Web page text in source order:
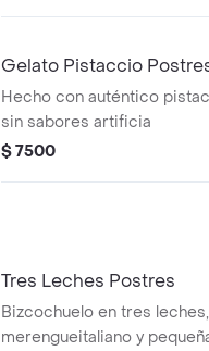
Gelato Pistaccio
Hecho con auténtico
sin sabores artificia
$ 7500
Tres Leches Postres
Bizcochuelo en tres
merengueitaliano y